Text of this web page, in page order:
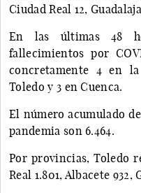
Ciudad Real 12,
En las últimas 48
fallecimientos por
concretamente 4 en
Toledo y 3 en Cuenca.
El número acumulado
pandemia son 6.464.
Por provincias, Toledo
Real 1.801, Albacete 932,